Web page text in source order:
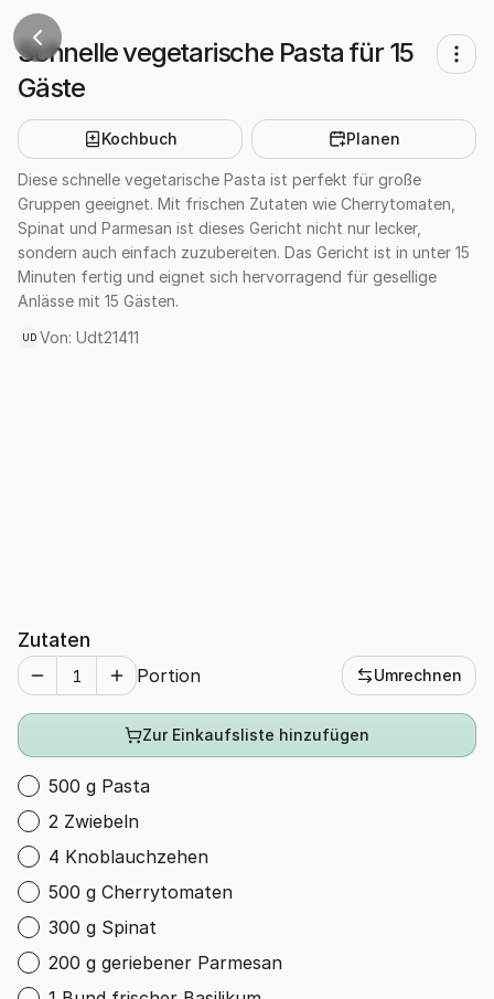
Schnelle vegetarische Pasta für 15
Gäste
Kochbuch Planen
Diese schnelle vegetarische Pasta ist perfekt für große
Gruppen geeignet. Mit frischen Zutaten wie Cherrytomaten,
Spinat und Parmesan ist dieses Gericht nicht nur lecker,
sondern auch einfach zuzubereiten. Das Gericht ist in unter 15
Minuten fertig und eignet sich hervorragend für gesellige
Anlässe mit 15 Gästen.
UD Von: Udt21411
Zutaten
Portion Umrechnen
Zur Einkaufsliste hinzufügen
500 g Pasta
2 Zwiebeln
4 Knoblauchzehen
500 g Cherrytomaten
300 g Spinat
200 g geriebener Parmesan